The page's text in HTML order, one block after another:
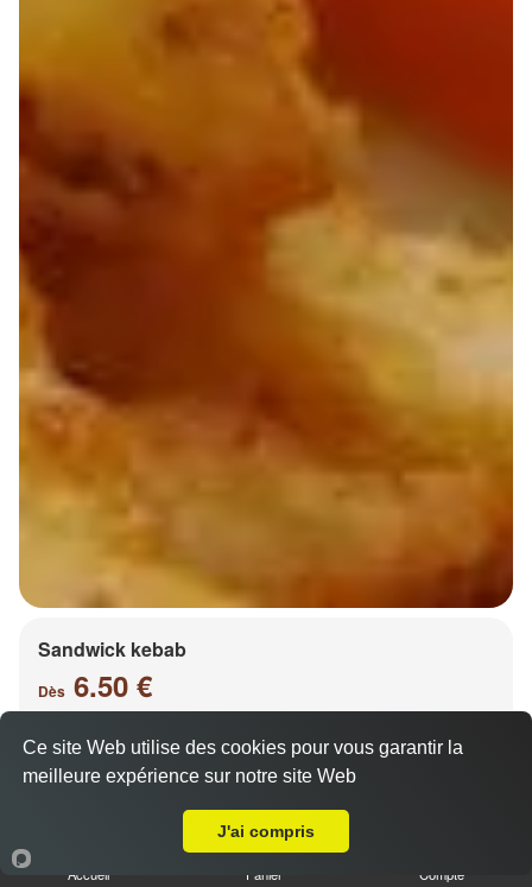
Sandwick kebab
Dès 6.50 €
Salade, tomates, oignons, chou, carottes
Accueil Panier Compte
Ce site Web utilise des cookies pour vous garantir la
meilleure expérience sur notre site Web
J'ai compris